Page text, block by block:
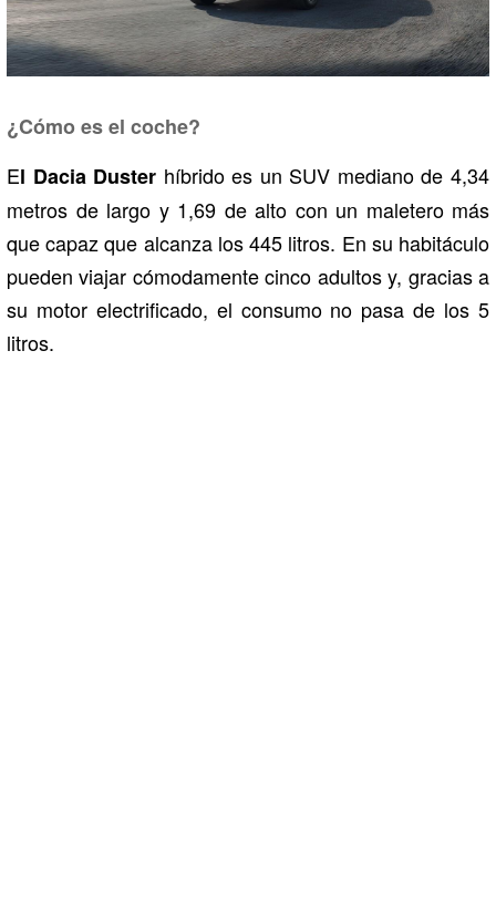
¿Cómo es el coche?
El Dacia Duster híbrido es un SUV mediano de 4,34
metros de largo y 1,69 de alto con un maletero más
que capaz que alcanza los 445 litros. En su habitáculo
pueden viajar cómodamente cinco adultos y, gracias a
su motor electrificado, el consumo no pasa de los 5
litros.